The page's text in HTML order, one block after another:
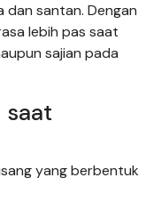
dan santan. Dengan
lebih pas saat
sajian pada
saat
yang berbentuk